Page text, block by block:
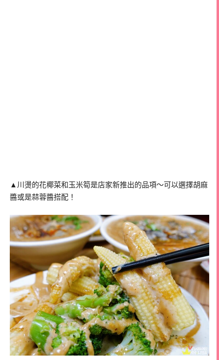
▲川燙的花椰菜和玉米筍是店家新推出的品項～可以選擇胡麻
醬或是蒜蓉醬搭配！